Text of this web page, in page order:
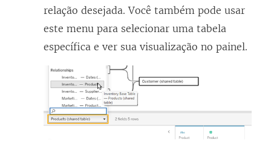
relação desejada. Você também pode usar
este menu para selecionar uma tabela
específica e ver sua visualização no painel.